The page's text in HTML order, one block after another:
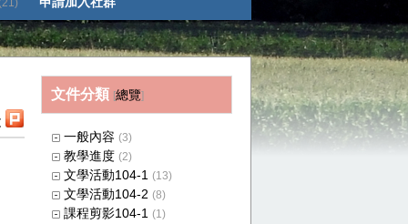
文件分類 [總覽]
一般內容 (3)
教學進度 (2)
文學活動104-1 (13)
文學活動104-2 (8)
課程剪影104-1 (1)